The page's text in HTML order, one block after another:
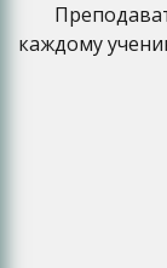
каждому